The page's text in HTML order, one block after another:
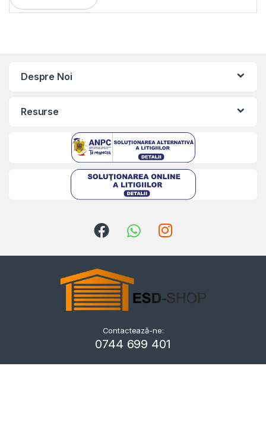
Despre Noi
Resurse
Kriszta
Typically replies within a day
Contactează-ne:
0744 699 401